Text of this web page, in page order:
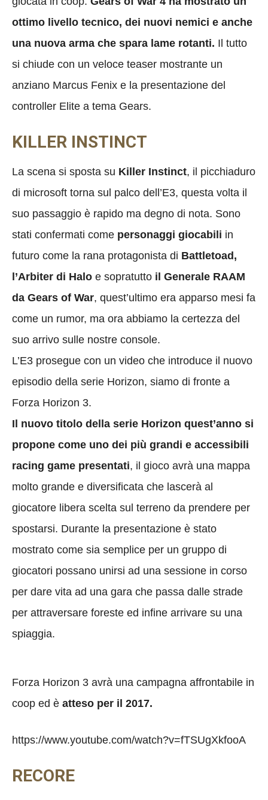
ottimo livello tecnico, dei nuovi nemici e anche
una nuova arma che spara lame rotanti. Il tutto
si chiude con un veloce teaser mostrante un
anziano Marcus Fenix e la presentazione del
controller Elite a tema Gears.
KILLER INSTINCT
La scena si sposta su Killer Instinct, il picchiaduro
di microsoft torna sul palco dell’E3, questa volta il
suo passaggio è rapido ma degno di nota. Sono
stati confermati come personaggi giocabili in
futuro come la rana protagonista di Battletoad,
l’Arbiter di Halo e sopratutto il Generale RAAM
da Gears of War, quest’ultimo era apparso mesi fa
come un rumor, ma ora abbiamo la certezza del
suo arrivo sulle nostre console.
L’E3 prosegue con un video che introduce il nuovo
episodio della serie Horizon, siamo di fronte a
Forza Horizon 3.
Il nuovo titolo della serie Horizon quest’anno si
propone come uno dei più grandi e accessibili
racing game presentati, il gioco avrà una mappa
molto grande e diversificata che lascerà al
giocatore libera scelta sul terreno da prendere per
spostarsi. Durante la presentazione è stato
mostrato come sia semplice per un gruppo di
giocatori possano unirsi ad una sessione in corso
per dare vita ad una gara che passa dalle strade
per attraversare foreste ed infine arrivare su una
spiaggia.
Forza Horizon 3 avrà una campagna affrontabile in
coop ed è atteso per il 2017.
https://www.youtube.com/watch?v=fTSUgXkfooA
RECORE